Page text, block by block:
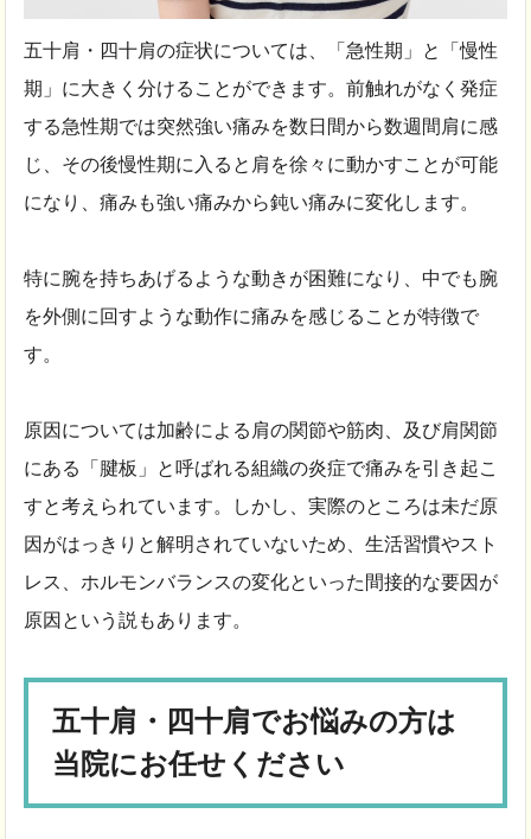
五十肩・四十肩の症状については、「急性期」と「慢性
期」に大きく分けることができます。前触れがなく発症
する急性期では突然強い痛みを数日間から数週間肩に感
じ、その後慢性期に入ると肩を徐々に動かすことが可能
になり、痛みも強い痛みから鈍い痛みに変化します。
特に腕を持ちあげるような動きが困難になり、中でも腕
を外側に回すような動作に痛みを感じることが特徴で
す。
原因については加齢による肩の関節や筋肉、及び肩関節
にある「腱板」と呼ばれる組織の炎症で痛みを引き起こ
すと考えられています。しかし、実際のところは未だ原
因がはっきりと解明されていないため、生活習慣やスト
レス、ホルモンバランスの変化といった間接的な要因が
原因という説もあります。
五十肩・四十肩でお悩みの方は
当院にお任せください